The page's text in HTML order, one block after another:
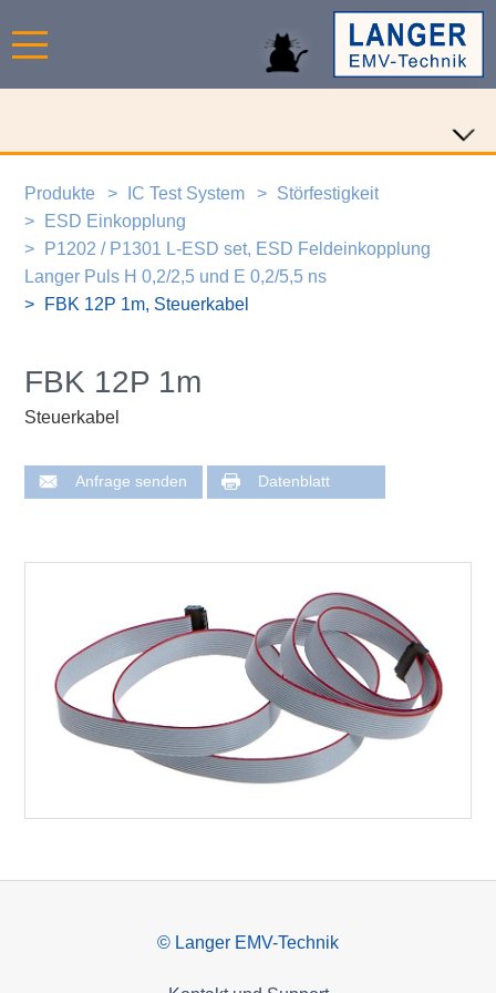
Produkte IC Test System
Störfestigkeit
ESD Einkopplung
P1202 / P1301 L-ESD set, ESD Feldeinkopplung
Langer Puls H 0,2/2,5 und E 0,2/5,5 ns
FBK 12P 1m, Steuerkabel
FBK 12P 1m
Steuerkabel
Anfrage senden Datenblatt
© Langer EMV-Technik